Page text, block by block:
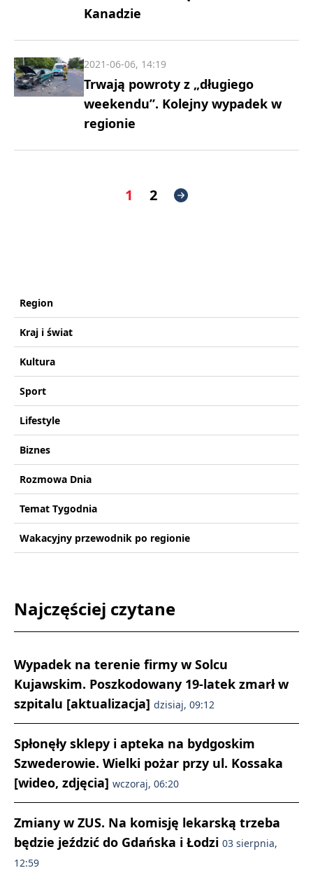
Kanadzie
Trwają powroty z „długiego
weekendu”. Kolejny wypadek w
regionie
2021-06-06, 14:19
1 2
Region
Kraj i świat
Kultura
Sport
Lifestyle
Biznes
Rozmowa Dnia
Temat Tygodnia
Wakacyjny przewodnik po regionie
Najczęściej czytane
Wypadek na terenie firmy w Solcu
Kujawskim. Poszkodowany 19-latek zmarł w
szpitalu [aktualizacja] dzisiaj, 09:12
Spłonęły sklepy i apteka na bydgoskim
Szwederowie. Wielki pożar przy ul. Kossaka
[wideo, zdjęcia] wczoraj, 06:20
Zmiany w ZUS. Na komisję lekarską trzeba
będzie jeździć do Gdańska i Łodzi 03 sierpnia,
12:59